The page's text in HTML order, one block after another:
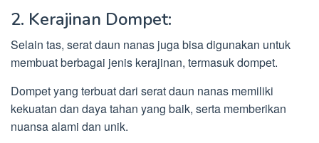
2. Kerajinan Dompet:
Selain tas, serat daun nanas juga bisa digunakan untuk
membuat berbagai jenis kerajinan, termasuk dompet.
Dompet yang terbuat dari serat daun nanas memiliki
kekuatan dan daya tahan yang baik, serta memberikan
nuansa alami dan unik.